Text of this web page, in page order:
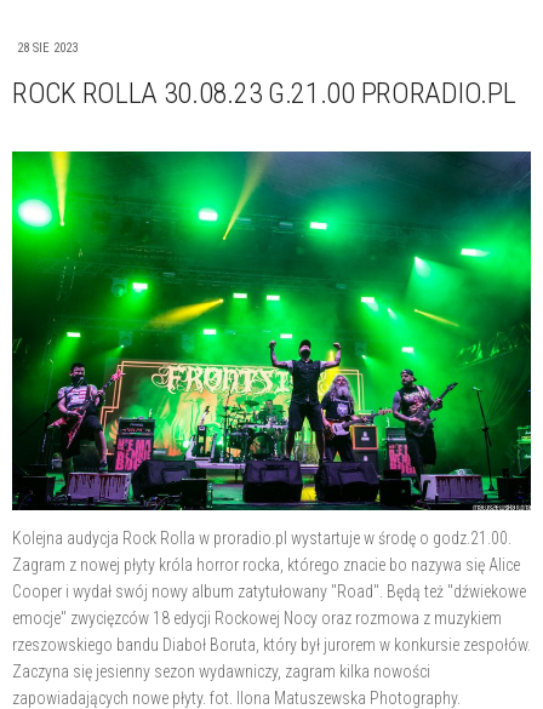
28 SIE 2023
ROCK ROLLA 30.08.23 G.21.00 PRORADIO.PL
Kolejna audycja Rock Rolla w proradio.pl wystartuje w środę o godz.21.00.
Zagram z nowej płyty króla horror rocka, którego znacie bo nazywa się Alice
Cooper i wydał swój nowy album zatytułowany "Road". Będą też "dźwiekowe
emocje" zwycięzców 18 edycji Rockowej Nocy oraz rozmowa z muzykiem
rzeszowskiego bandu Diaboł Boruta, który był jurorem w konkursie zespołów.
Zaczyna się jesienny sezon wydawniczy, zagram kilka nowości
zapowiadających nowe płyty. fot. Ilona Matuszewska Photography.